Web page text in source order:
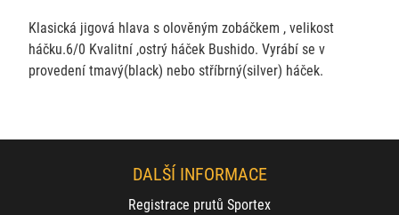
Klasická jigová hlava s olověným zobáčkem , velikost
háčku.6/0 Kvalitní ,ostrý háček Bushido. Vyrábí se v
provedení tmavý(black) nebo stříbrný(silver) háček.
DALŠÍ INFORMACE
Registrace prutů Sportex